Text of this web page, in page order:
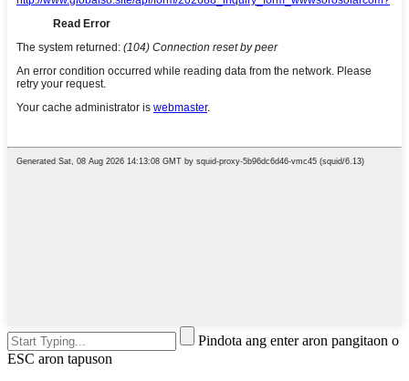
Pindota ang enter aron pangitaon o
ESC aron tapuson